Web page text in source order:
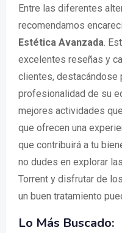
Entre las diferentes
recomendamos
Estética Avanzada .
excelentes reseñas y
clientes, destacándose
profesionalidad de su
mejores actividades
que ofrecen una
que contribuirá a tu
no dudes en explorar
Torrent y disfrutar de
un buen tratamiento
Lo Más Buscado: